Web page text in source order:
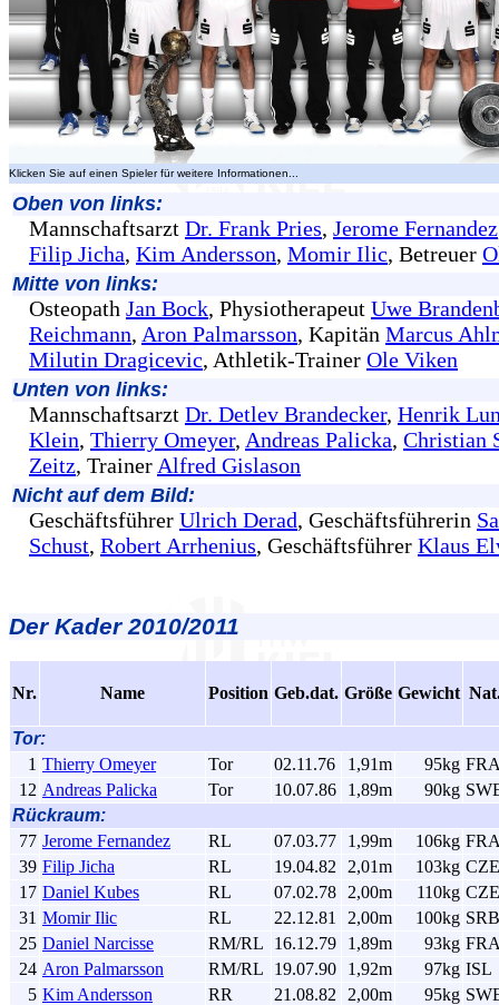
Klicken Sie auf einen Spieler für weitere Informationen...
Oben von links:
Mannschaftsarzt Dr. Frank Pries, Jerome Fernandez
Filip Jicha, Kim Andersson, Momir Ilic, Betreuer
Mitte von links:
Osteopath Jan Bock, Physiotherapeut Uwe
Reichmann, Aron Palmarsson, Kapitän Marcus
Milutin Dragicevic, Athletik-Trainer Ole Viken
Unten von links:
Mannschaftsarzt Dr. Detlev Brandecker, Henrik
Klein, Thierry Omeyer, Andreas Palicka, Christian
Zeitz, Trainer Alfred Gislason
Nicht auf dem Bild:
Geschäftsführer Ulrich Derad, Geschäftsführerin
Schust, Robert Arrhenius, Geschäftsführer Klaus
Der Kader 2010/2011
Nr. Name Position Geb.dat. Größe Gewicht
Tor:
1 Thierry Omeyer Tor 02.11.76 1,91m 95kg
12 Andreas Palicka Tor 10.07.86 1,89m 90kg
Rückraum:
77 Jerome Fernandez RL 07.03.77 1,99m 106kg
39 Filip Jicha RL 19.04.82 2,01m 103kg CZE
17 Daniel Kubes RL 07.02.78 2,00m 110kg CZE
31 Momir Ilic RL 22.12.81 2,00m 100kg SRB
25 Daniel Narcisse RM/RL 16.12.79 1,89m 93kg
24 Aron Palmarsson RM/RL 19.07.90 1,92m 97kg ISL
5 Kim Andersson RR 21.08.82 2,00m 95kg